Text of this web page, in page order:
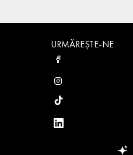
URMĂREȘTE-NE